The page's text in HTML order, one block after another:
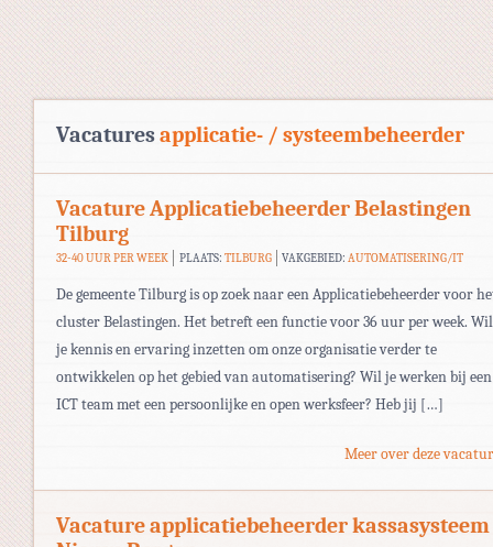
Vacaturesapplicatie- / systeembeheerder
Vacature Applicatiebeheerder Belastingen
Tilburg
32-40 UUR PER WEEK PLAATS: TILBURG VAKGEBIED:AUTOMATISERING/IT
De gemeente Tilburg is op zoek naar een Applicatiebeheerder voor
cluster Belastingen. Het betreft een functie voor 36 uur per week.
je kennis en ervaring inzetten om onze organisatie verder te
ontwikkelen op het gebied van automatisering? Wil je werken bij een
ICT team met een persoonlijke en open werksfeer? Heb jij […]
Meer over deze
Vacature applicatiebeheerder kassasysteem